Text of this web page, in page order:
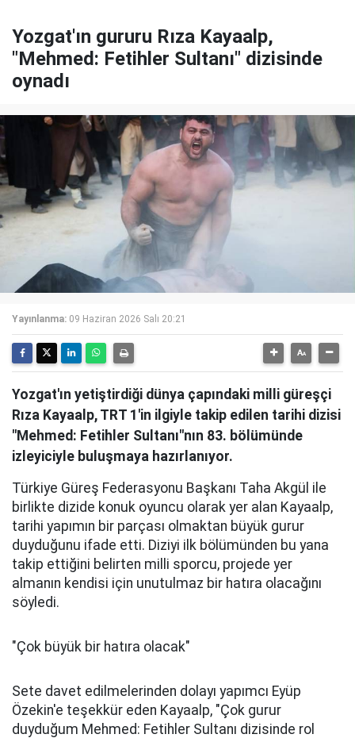
Yozgat'ın gururu Rıza Kayaalp,
"Mehmed: Fetihler Sultanı" dizisinde
oynadı
Yayınlanma: 09 Haziran 2026 Salı 20:21
Yozgat'ın yetiştirdiği dünya çapındaki milli güreşçi
Rıza Kayaalp, TRT 1'in ilgiyle takip edilen tarihi dizisi
"Mehmed: Fetihler Sultanı"nın 83. bölümünde
izleyiciyle buluşmaya hazırlanıyor.
Türkiye Güreş Federasyonu Başkanı Taha Akgül ile
birlikte dizide konuk oyuncu olarak yer alan Kayaalp,
tarihi yapımın bir parçası olmaktan büyük gurur
duyduğunu ifade etti. Diziyi ilk bölümünden bu yana
takip ettiğini belirten milli sporcu, projede yer
almanın kendisi için unutulmaz bir hatıra olacağını
söyledi.
"Çok büyük bir hatıra olacak"
Sete davet edilmelerinden dolayı yapımcı Eyüp
Özekin'e teşekkür eden Kayaalp, "Çok gurur
duyduğum Mehmed: Fetihler Sultanı dizisinde rol